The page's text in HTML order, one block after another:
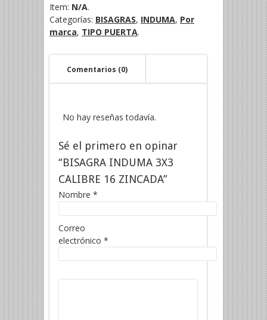
Item: N/A.
Categorías: BISAGRAS, INDUMA, Por
marca, TIPO PUERTA.
Comentarios (0)
No hay reseñas todavía.
Sé el primero en opinar
“BISAGRA INDUMA 3X3
CALIBRE 16 ZINCADA”
Nombre *
Correo
electrónico *